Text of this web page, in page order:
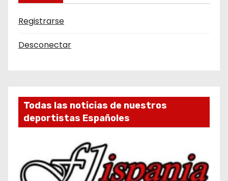
Registrarse
Desconectar
Todas las noticias de nuestros
deportistas Españoles